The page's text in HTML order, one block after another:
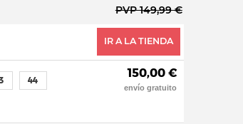
PVP 149,99 €
IR A LA TIENDA
44
150,00 €
envío gratuito